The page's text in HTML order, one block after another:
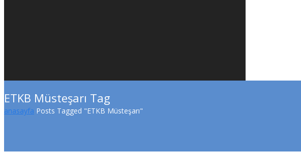
ETKB Müsteşarı Tag
anasayfa Posts Tagged "ETKB Müsteşarı"